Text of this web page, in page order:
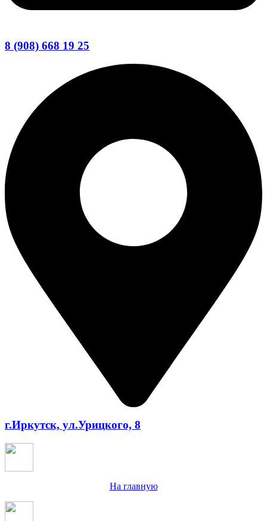
8 (908) 668 19 25
г.Иркутск, ул.Урицкого, 8
На главную